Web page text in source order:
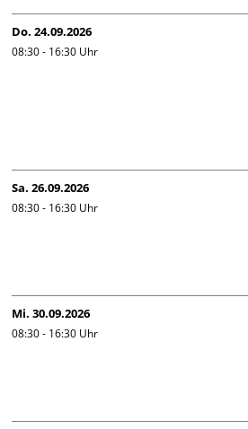
Do. 24.09.2026
08:30 - 16:30 Uhr
Sa. 26.09.2026
08:30 - 16:30 Uhr
Mi. 30.09.2026
08:30 - 16:30 Uhr